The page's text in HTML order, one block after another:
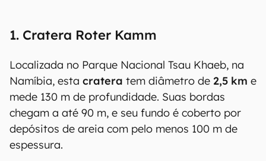
1. Cratera Roter Kamm
Localizada no Parque Nacional Tsau Khaeb, na
Namíbia, esta cratera tem diâmetro de 2,5 km e
mede 130 m de profundidade. Suas bordas
chegam a até 90 m, e seu fundo é coberto por
depósitos de areia com pelo menos 100 m de
espessura.